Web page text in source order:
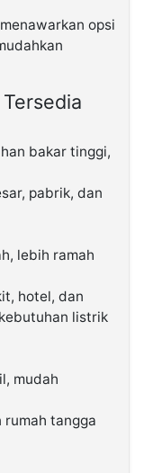
opsi
bakar tinggi,
pabrik, dan
lebih ramah
hotel, dan
listrik
mudah
rumah tangga